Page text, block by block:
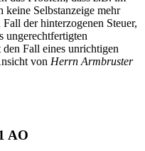
keine Selbstanzeige mehr
der hinterzogenen Steuer,
ungerechtfertigten
Fall eines unrichtigen
von Herrn Armbruster
AO